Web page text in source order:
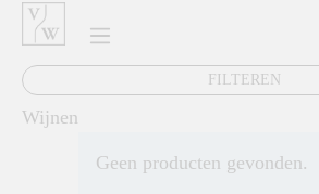
FILTEREN
Wijnen
Geen producten gevonden.